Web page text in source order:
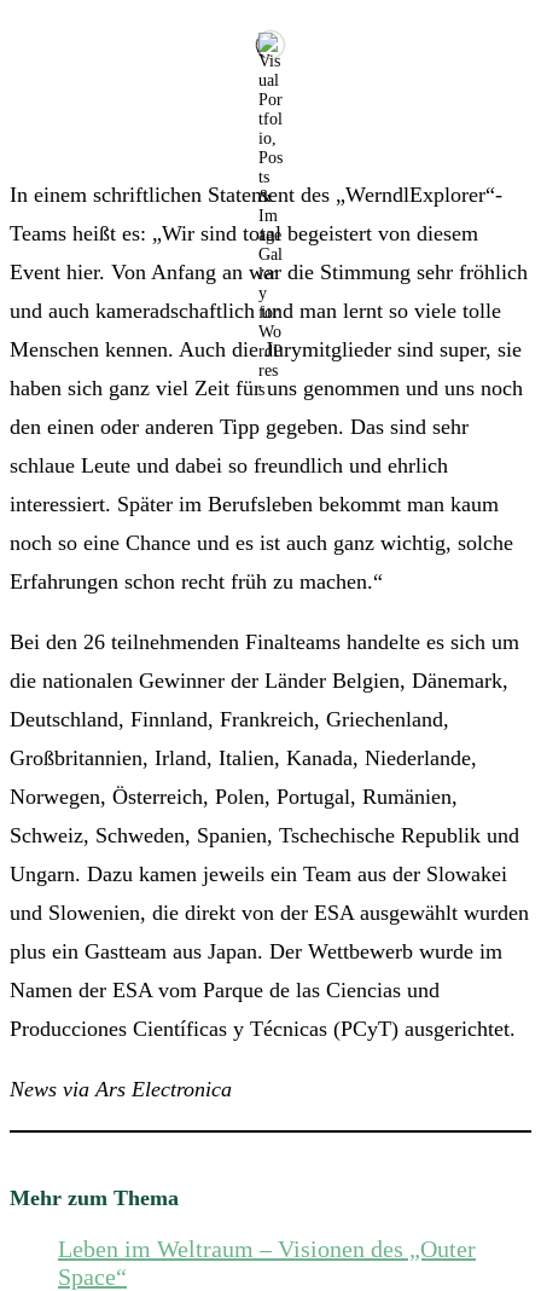
In einem schriftlichen Statement des „WerndlExplorer“-
Teams heißt es: „Wir sind total begeistert von diesem
Event hier. Von Anfang an war die Stimmung sehr fröhlich
und auch kameradschaftlich und man lernt so viele tolle
Menschen kennen. Auch die Jurymitglieder sind super, sie
haben sich ganz viel Zeit für uns genommen und uns noch
den einen oder anderen Tipp gegeben. Das sind sehr
schlaue Leute und dabei so freundlich und ehrlich
interessiert. Später im Berufsleben bekommt man kaum
noch so eine Chance und es ist auch ganz wichtig, solche
Erfahrungen schon recht früh zu machen.“
Bei den 26 teilnehmenden Finalteams handelte es sich um
die nationalen Gewinner der Länder Belgien, Dänemark,
Deutschland, Finnland, Frankreich, Griechenland,
Großbritannien, Irland, Italien, Kanada, Niederlande,
Norwegen, Österreich, Polen, Portugal, Rumänien,
Schweiz, Schweden, Spanien, Tschechische Republik und
Ungarn. Dazu kamen jeweils ein Team aus der Slowakei
und Slowenien, die direkt von der ESA ausgewählt wurden
plus ein Gastteam aus Japan. Der Wettbewerb wurde im
Namen der ESA vom Parque de las Ciencias und
Producciones Científicas y Técnicas (PCyT) ausgerichtet.
News via Ars Electronica
Mehr zum Thema
Leben im Weltraum – Visionen des „Outer
Space“